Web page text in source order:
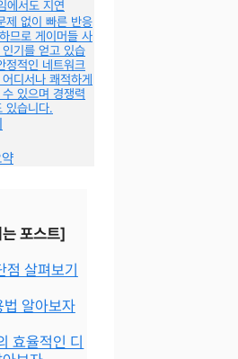
서도 지연
없이 빠른 반응
므로 게이머들 사
기를 얻고 있습
정적인 네트워크
디서나 쾌적하게
있으며 경쟁력
있습니다.
포스트]
살펴보기
알아보자
효율적인 디